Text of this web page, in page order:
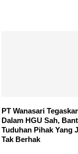
PT Wanasari
Dalam HGU Sah,
Tuduhan Pihak Yang
Tak Berhak